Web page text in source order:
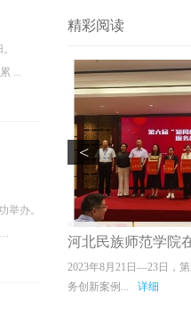
...
举办。
精彩阅读
河北民族师范学院
2023年8月21日—23日，
务创新案例...
详细
<